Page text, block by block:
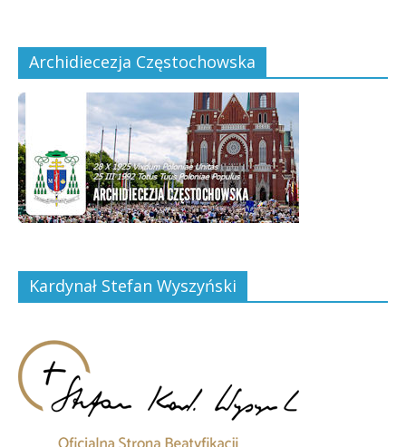
Archidiecezja Częstochowska
Kardynał Stefan Wyszyński